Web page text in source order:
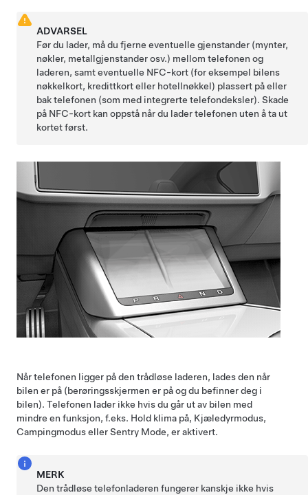
ADVARSEL
Før du lader, må du fjerne eventuelle gjenstander (mynter,
nøkler, metallgjenstander osv.) mellom telefonen og
laderen, samt eventuelle NFC-kort (for eksempel bilens
nøkkelkort, kredittkort eller hotellnøkkel) plassert på eller
bak telefonen (som med integrerte telefondeksler). Skade
på NFC-kort kan oppstå når du lader telefonen uten å ta ut
kortet først.
Når telefonen ligger på den trådløse laderen, lades den når
bilen er på (berøringsskjermen er på og du befinner deg i
bilen). Telefonen lader ikke hvis du går ut av bilen med
mindre en funksjon, f.eks. Hold klima på, Kjæledyrmodus,
Campingmodus eller Sentry Mode, er aktivert.
MERK
Den trådløse telefonladeren fungerer kanskje ikke hvis